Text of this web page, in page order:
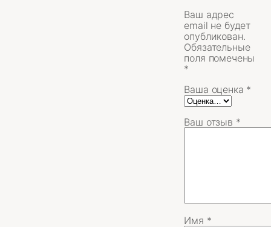
Ваш адрес
email не будет
опубликован.
Обязательные
поля помечены
*
Ваша оценка *
Ваш отзыв *
Имя *